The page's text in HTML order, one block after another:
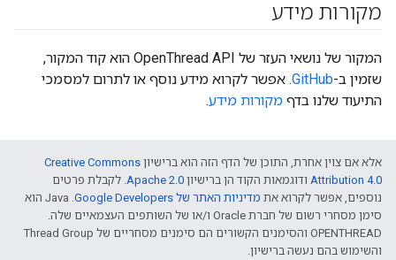
מקורות מידע
המקור של נושאי העזר של OpenThread API הוא קוד המקור,
שזמין ב-GitHub. אפשר לקרוא מידע נוסף או לתרום למסמכי
התיעוד שלנו בדף מקורות מידע.
אלא אם צוין אחרת, התוכן של הדף הזה הוא ברישיון Creative Commons
Attribution 4.0‏ ודוגמאות הקוד הן ברישיון Apache 2.0‏. לקבלת פרטים
נוספים, אפשר לקרוא את מדיניות האתר של Google Developers‏
.‏ Java הוא
סימן מסחרי רשום של חברת Oracle ו/או של השותפים העצמאיים שלה.
‫OPENTHREAD והסימנים הקשורים הם סימנים מסחריים של Thread Group
והשימוש בהם נעשה ברישיון.